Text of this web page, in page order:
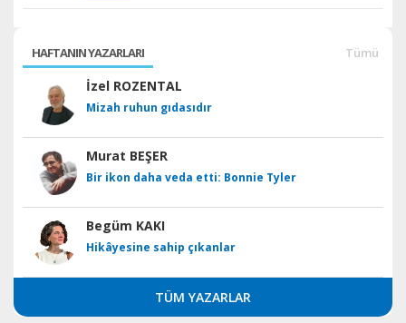
HAFTANIN YAZARLARI Tümü
İzel ROZENTAL
Mizah ruhun gıdasıdır
Murat BEŞER
Bir ikon daha veda etti: Bonnie Tyler
Begüm KAKI
Hikâyesine sahip çıkanlar
TÜM YAZARLAR